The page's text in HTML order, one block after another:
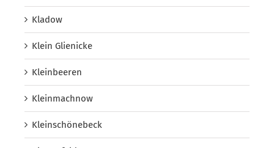
Kladow
Klein Glienicke
Kleinbeeren
Kleinmachnow
Kleinschönebeck